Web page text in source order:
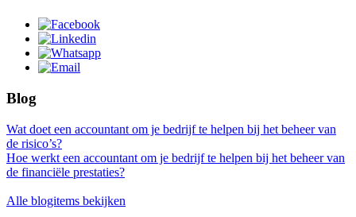
Blog
Wat doet een accountant om je bedrijf te helpen bij het beheer van
de risico’s?
Hoe werkt een accountant om je bedrijf te helpen bij het beheer van
de financiële prestaties?
Alle blogitems bekijken